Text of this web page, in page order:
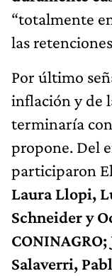
“totalmente
las
Por último
inflación y de
terminaría
propone. Del
participaron
Laura Llopi,
Schneider y
Salaverri,